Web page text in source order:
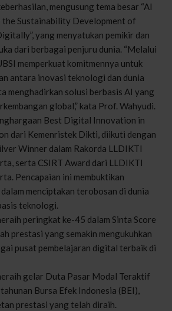
mengusung tema besar “AI
Sustainability Development of
yang menyatukan pemikir dan
dari berbagai penjuru dunia. “Melalui
memperkuat komitmennya untuk
antara inovasi teknologi dan dunia
menghadirkan solusi berbasis AI yang
global,” kata Prof. Wahyudi.
Best Digital Innovation in
dari Kemenristek Dikti, diikuti dengan
Winner dalam Rakorda LLDIKTI
serta CSIRT Award dari LLDIKTI
Pencapaian ini membuktikan
menciptakan terobosan di dunia
teknologi.
peringkat ke-45 dalam Sinta Score
prestasi yang semakin mengukuhkan
pusat pembelajaran digital terbaik di
gelar Duta Pasar Modal Teraktif
Bursa Efek Indonesia (BEI),
prestasi yang telah diraih.